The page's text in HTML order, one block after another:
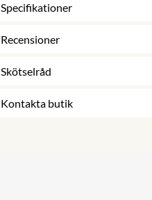
Specifikationer
Recensioner
Skötselråd
Kontakta butik